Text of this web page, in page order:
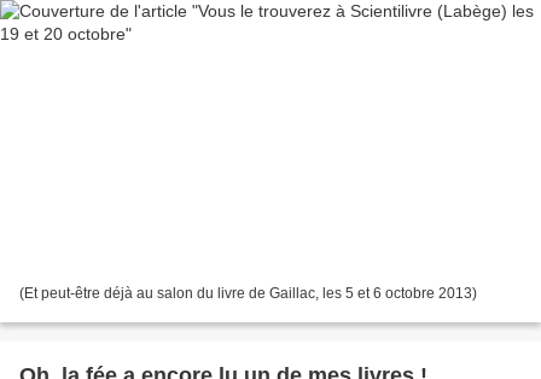
(Et peut-être déjà au salon du livre de Gaillac, les 5 et 6 octobre 2013)